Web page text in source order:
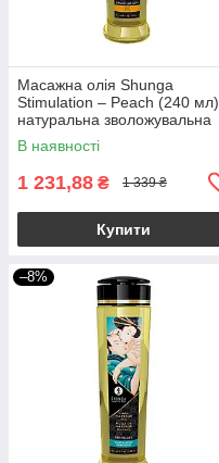
Масажна олія Shunga
Stimulation – Peach (240 мл)
натуральна зволожувальна
В наявності
1 231,88 ₴ 1 339 ₴
Купити
–8%